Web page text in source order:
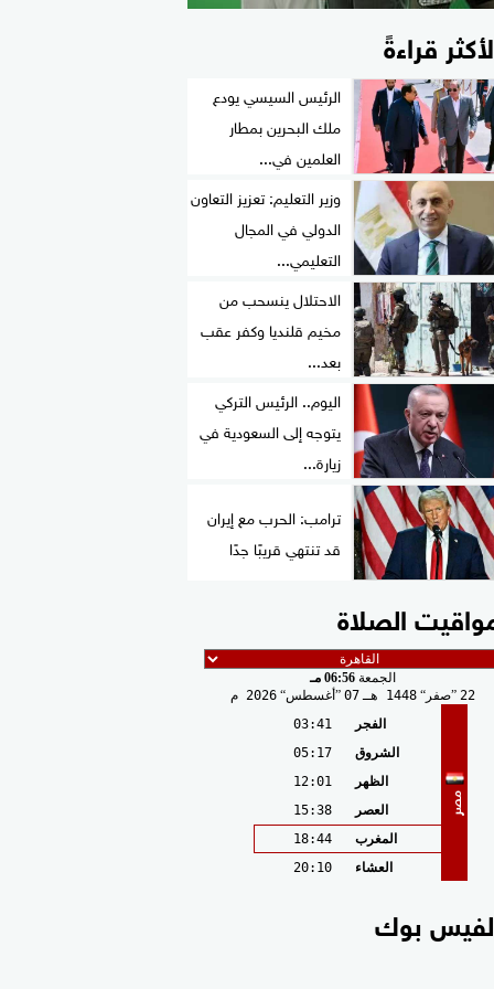
قراءةً
الرئيس السيسي يودع
ملك البحرين بمطار
العلمين في...
وزير التعليم: تعزيز التعاون
الدولي في المجال
التعليمي...
الاحتلال ينسحب من
مخيم قلنديا وكفر عقب
بعد...
اليوم.. الرئيس التركي
يتوجه إلى السعودية في
زيارة...
ترامب: الحرب مع إيران
قد تنتهي قريبًا جدًا
الصلاة
الجمعة 06:56 مـ
22 صفر 1448 هـ 07 أغسطس 2026 م
مصر
الفجر
03:41
الشروق
05:17
الظهر
12:01
العصر
15:38
المغرب
18:44
العشاء
20:10
بوك